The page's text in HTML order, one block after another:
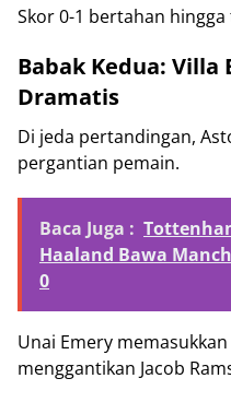
Skor 0-1 bertahan
Babak Kedua:
Dramatis
Di jeda pertandingan,
pergantian pemain.
Baca Juga :
Haaland Bawa
0
Unai Emery
menggantikan Jacob